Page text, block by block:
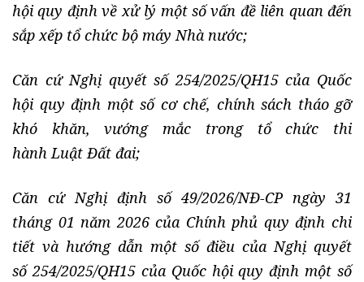
hội quy định về xử lý một số vấn đề liên quan đến
sắp xếp tổ chức bộ máy Nhà nước;
Căn cứ Nghị quyết số 254/2025/QH15 của Quốc
hội quy định một số cơ chế, chính sách tháo gỡ
khó khăn, vướng mắc trong tổ chức thi
hành Luật Đất đai;
Căn cứ Nghị định số 49/2026/NĐ-CP ngày 31
tháng 01 năm 2026 của Chính phủ quy định chi
tiết và hướng dẫn một số điều của Nghị quyết
số 254/2025/QH15 của Quốc hội quy định một số